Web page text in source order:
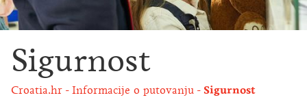
Sigurnost
Croatia.hr Informacije o putovanju Sigurnost